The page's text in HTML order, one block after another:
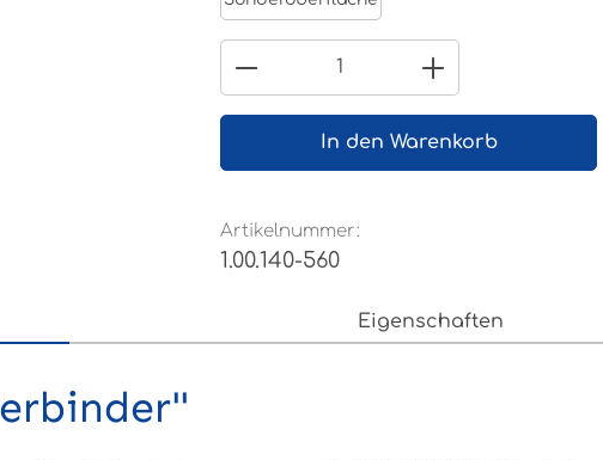
Produkt Anzahl: Gib
In den Warenkorb
Artikelnummer:
1.00.140-560
Eigenschaften